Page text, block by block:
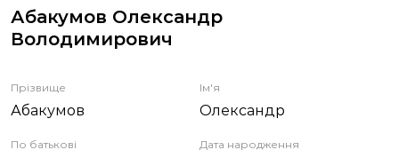
ДОСТУП ДО ПУБЛІЧНОЇ ІНФОРМАЦІЇ
КОРИСНА ІНФОРМАЦІЯ
Абакумов Олександр
Володимирович
Прізвище
Абакумов
Ім'я
Олександр
По батькові Дата народження